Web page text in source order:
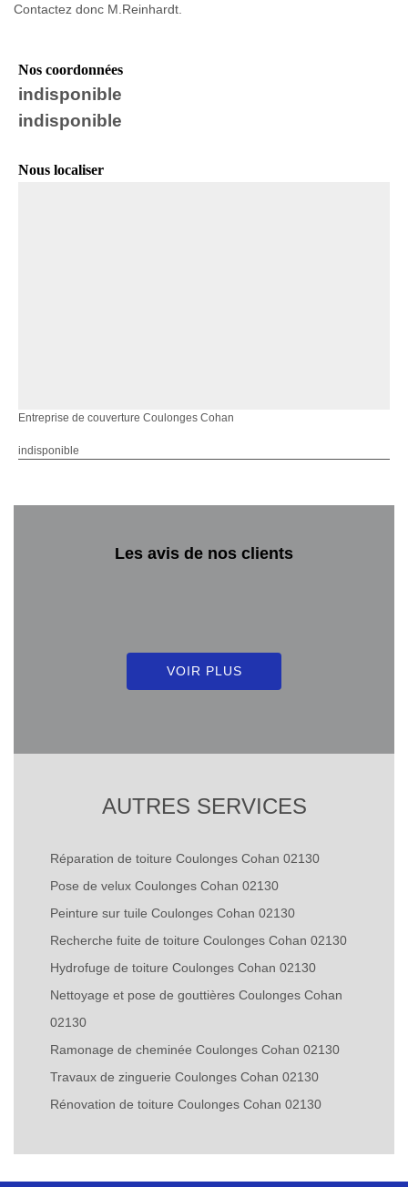
Contactez donc M.Reinhardt.
Nos coordonnées
indisponible
indisponible
Nous localiser
Entreprise de couverture Coulonges Cohan
indisponible
Les avis de nos clients
VOIR PLUS
AUTRES SERVICES
Réparation de toiture Coulonges Cohan 02130
Pose de velux Coulonges Cohan 02130
Peinture sur tuile Coulonges Cohan 02130
Recherche fuite de toiture Coulonges Cohan 02130
Hydrofuge de toiture Coulonges Cohan 02130
Nettoyage et pose de gouttières Coulonges Cohan
02130
Ramonage de cheminée Coulonges Cohan 02130
Travaux de zinguerie Coulonges Cohan 02130
Rénovation de toiture Coulonges Cohan 02130